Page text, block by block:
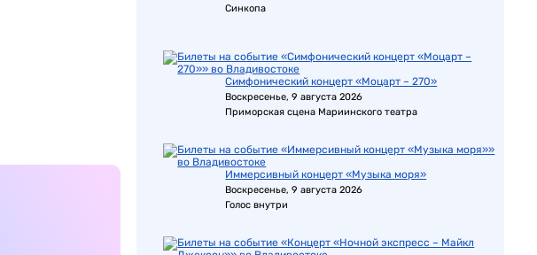
Синкопа
Симфонический концерт «Моцарт – 270»
Воскресенье, 9 августа 2026
Приморская сцена Мариинского театра
Иммерсивный концерт «Музыка моря»
Воскресенье, 9 августа 2026
Голос внутри